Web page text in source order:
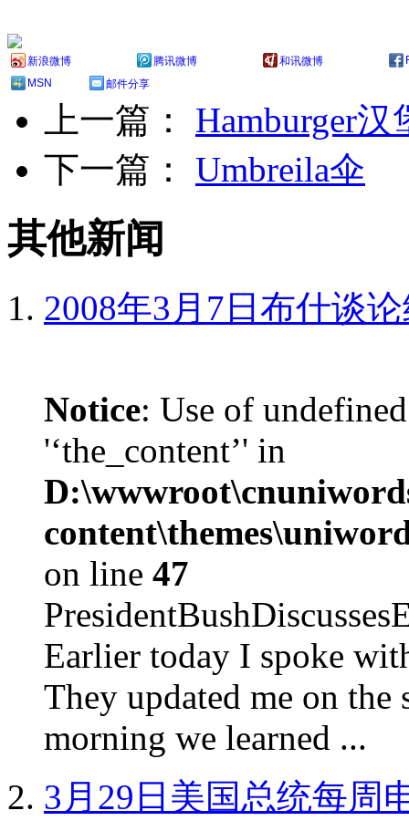
新浪微博 腾讯微博 和讯微博
MSN
邮件分享
上一篇： Hamburger汉
下一篇： Umbreila伞
其他新闻
2008年3月7日布什谈
Notice: Use of
'‘the_content’' in
on line 47
Earlier today I spoke
They updated me on the
morning we learned ...
3月29日美国总统每周